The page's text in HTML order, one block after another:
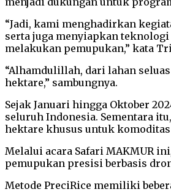
“Jadi, kami menghadirkan
serta juga menyiapkan
melakukan pemupukan,” kata
“Alhamdulillah, dari lahan
hektare,” sambungnya.
Sejak Januari hingga Oktober
seluruh Indonesia. Sementara
hektare khusus untuk
Melalui acara Safari MAKMUR
pemupukan presisi berbasis
Metode PreciRice memiliki